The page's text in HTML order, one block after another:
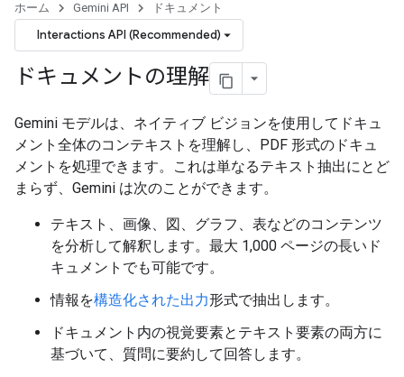
ホーム Gemini API ドキュメント
Interactions API (Recommended)
ドキュメントの理解
Gemini モデルは、ネイティブ ビジョンを使用してドキュ
メント全体のコンテキストを理解し、PDF 形式のドキュ
メントを処理できます。これは単なるテキスト抽出にとど
まらず、Gemini は次のことができます。
テキスト、画像、図、グラフ、表などのコンテンツ
を分析して解釈します。最大 1,000 ページの長いド
キュメントでも可能です。
情報を構造化された出力形式で抽出します。
ドキュメント内の視覚要素とテキスト要素の両方に
基づいて、質問に要約して回答します。